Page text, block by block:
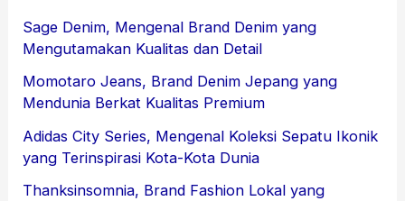
Sage Denim, Mengenal Brand Denim yang
Mengutamakan Kualitas dan Detail
Momotaro Jeans, Brand Denim Jepang yang
Mendunia Berkat Kualitas Premium
Adidas City Series, Mengenal Koleksi Sepatu Ikonik
yang Terinspirasi Kota-Kota Dunia
Thanksinsomnia, Brand Fashion Lokal yang